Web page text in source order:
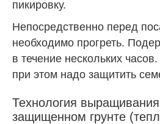
пикировку.
Непосредственно перед
необходимо прогреть.
в течение нескольких
при этом надо защитить
Технология
защищенном грунте